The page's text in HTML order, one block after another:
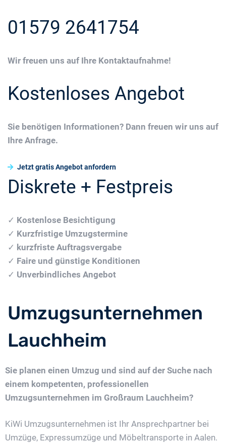
01579 2641754
Wir freuen uns auf Ihre Kontaktaufnahme!
Kostenloses Angebot
Sie benötigen Informationen? Dann freuen wir uns auf
Ihre Anfrage.
Jetzt gratis Angebot anfordern
Diskrete + Festpreis
✓ Kostenlose Besichtigung
✓ Kurzfristige Umzugstermine
✓ kurzfriste Auftragsvergabe
✓ Faire und günstige Konditionen
✓ Unverbindliches Angebot
Umzugsunternehmen
Lauchheim
Sie planen einen Umzug und sind auf der Suche nach
einem kompetenten, professionellen
Umzugsunternehmen im Großraum Lauchheim?
KiWi Umzugsunternehmen ist Ihr Ansprechpartner bei
Umzüge, Expressumzüge und Möbeltransporte in Aalen.